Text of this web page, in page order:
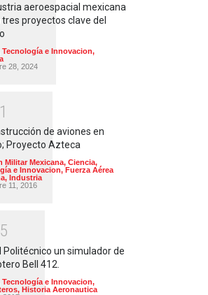
aeroespacial mexicana
proyectos clave del
Tecnología e Innovacion,
28, 2024
1
de aviones en
Proyecto Azteca
Militar Mexicana, Ciencia,
e Innovacion, Fuerza Aérea
, Industria
11, 2016
5
Politécnico un simulador de
Bell 412.
Tecnología e Innovacion,
, Historia Aeronautica